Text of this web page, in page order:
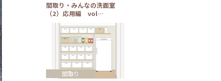
間取り・みんなの洗面室
（2）応用編 vol…
間取り